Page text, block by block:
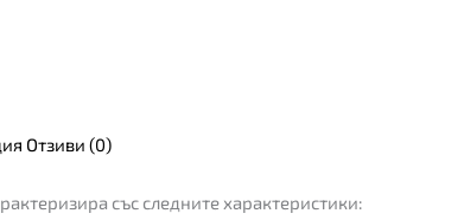
Отзиви (0)
със следните характеристики: